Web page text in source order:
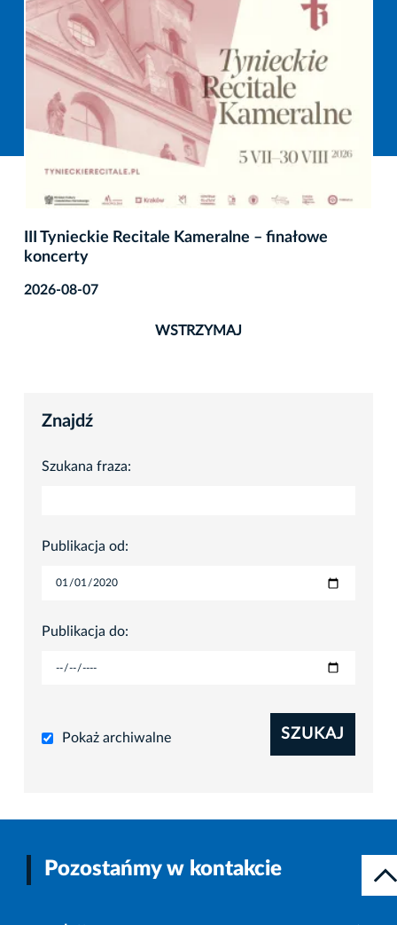
III Tynieckie Recitale Kameralne – finałowe
koncerty
2026-08-07
WSTRZYMAJ
Znajdź
Szukana fraza:
Publikacja od:
Publikacja do:
Pokaż archiwalne SZUKAJ
Pozostańmy w kontakcie